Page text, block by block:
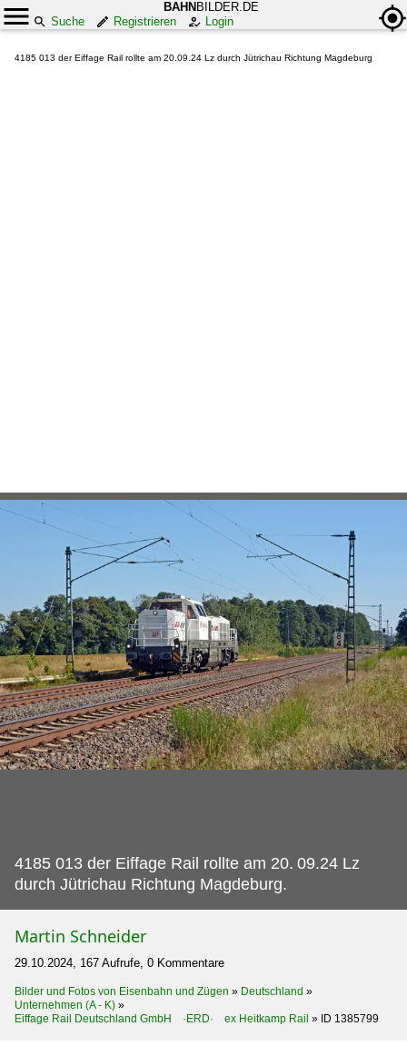
BAHN BILDER.DE
Suche
Registrieren Login
4185 013 der Eiffage Rail rollte am 20.09.24 Lz durch Jütrichau Richtung Magdeburg
4185 013 der Eiffage Rail rollte am 20. 09.24 Lz
durch Jütrichau Richtung Magdeburg.
Martin Schneider
29.10.2024, 167 Aufrufe, 0 Kommentare
Bilder und Fotos von Eisenbahn und Zügen » Deutschland »
Unternehmen (A - K) »
Eiffage Rail Deutschland GmbH ·ERD· ex Heitkamp Rail » ID 1385799